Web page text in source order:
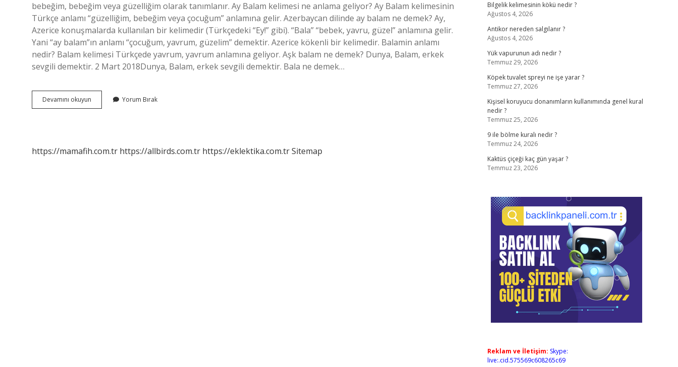
bebeğim, bebeğim veya güzelliğim olarak tanımlanır. Ay Balam kelimesi ne anlama geliyor? Ay Balam kelimesinin
Türkçe anlamı “güzelliğim, bebeğim veya çocuğum” anlamına gelir. Azerbaycan dilinde ay balam ne demek? Ay,
Azerice konuşmalarda kullanılan bir kelimedir (Türkçedeki “Ey!” gibi). “Bala” “bebek, yavru, güzel” anlamına gelir.
Yani “ay balam”ın anlamı “çocuğum, yavrum, güzelim” demektir. Azerice kökenli bir kelimedir. Balamin anlamı
nedir? Balam kelimesi Türkçede yavrum, yavrum anlamına geliyor. Aşk balam ne demek? Dunya, Balam, erkek
sevgili demektir. 2 Mart 2018Dunya, Balam, erkek sevgili demektir. Bala ne demek…
Devamını okuyun
Balam
Yorum Bırak
https://mamafih.com.tr https://allbirds.com.tr https://eklektika.com.trSitemap
Bilgelik kelimesinin kökü nedir ?
Ağustos 4, 2026
Antikor nereden salgılanır ?
Ağustos 4, 2026
Yük vapurunun adı nedir ?
Temmuz 29, 2026
Köpek tuvalet spreyi ne işe yarar ?
Temmuz 27, 2026
Kişisel koruyucu donanımların kullanımında genel kural
nedir ?
Temmuz 25, 2026
9 ile bölme kuralı nedir ?
Temmuz 24, 2026
Kaktüs çiçeği kaç gün yaşar ?
Temmuz 23, 2026
Reklam ve İletişim: Skype:
live:.cid.575569c608265c69